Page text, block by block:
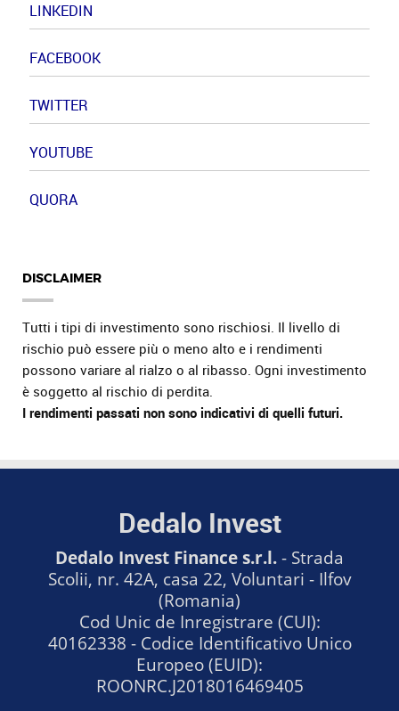
LINKEDIN
FACEBOOK
TWITTER
YOUTUBE
QUORA
DISCLAIMER
Tutti i tipi di investimento sono rischiosi. Il livello di
rischio può essere più o meno alto e i rendimenti
possono variare al rialzo o al ribasso. Ogni investimento
è soggetto al rischio di perdita.
I rendimenti passati non sono indicativi di quelli futuri.
Dedalo Invest
Dedalo Invest Finance s.r.l.- Strada
Scolii, nr. 42A, casa 22, Voluntari - Ilfov
(Romania)
Cod Unic de Inregistrare (CUI):
40162338 - Codice Identificativo Unico
Europeo (EUID):
ROONRC.J2018016469405